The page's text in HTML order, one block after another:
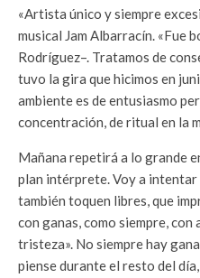
«Artista único y siempre
musical Jam Albarracín. «Fue
Rodríguez–. Tratamos de
tuvo la gira que hicimos en
ambiente es de entusiasmo
concentración, de ritual en la
Mañana repetirá a lo grande
plan intérprete. Voy a
también toquen libres, que
con ganas, como siempre,
tristeza». No siempre hay
piense durante el resto del